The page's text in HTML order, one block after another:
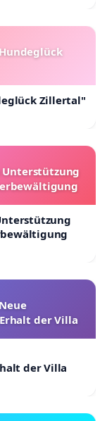
Zillertal"
der Villa
der Villa